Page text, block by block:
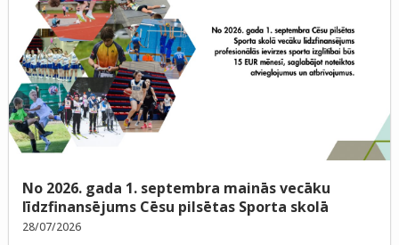
No 2026. gada 1. septembra mainās vecāku
līdzfinansējums Cēsu pilsētas Sporta skolā
28/07/2026